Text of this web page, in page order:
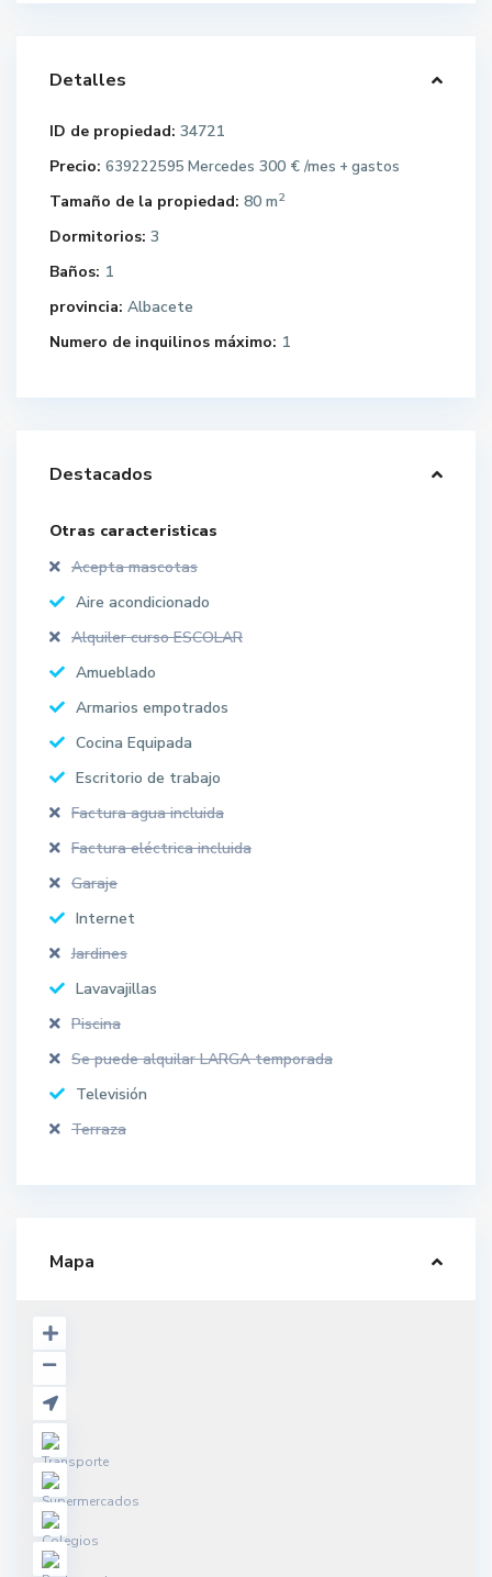
Detalles
ID de propiedad: 34721
Precio: 639222595 Mercedes 300 € /mes + gastos
Tamaño de la propiedad: 80 m2
Dormitorios: 3
Baños: 1
provincia: Albacete
Numero de inquilinos máximo: 1
Destacados
Otras caracteristicas
Acepta mascotas
Aire acondicionado
Alquiler curso ESCOLAR
Amueblado
Armarios empotrados
Cocina Equipada
Escritorio de trabajo
Factura agua incluida
Factura eléctrica incluida
Garaje
Internet
Jardines
Lavavajillas
Piscina
Se puede alquilar LARGA temporada
Televisión
Terraza
Mapa